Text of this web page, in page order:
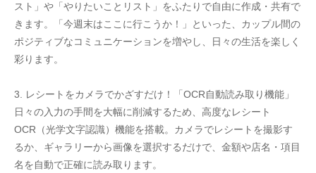
スト」や「やりたいことリスト」をふたりで自由に作成・共有で
きます。「今週末はここに行こうか！」といった、カップル間の
ポジティブなコミュニケーションを増やし、日々の生活を楽しく
彩ります。
3. レシートをカメラでかざすだけ！「OCR自動読み取り機能」
日々の入力の手間を大幅に削減するため、高度なレシート
OCR（光学文字認識）機能を搭載。カメラでレシートを撮影す
るか、ギャラリーから画像を選択するだけで、金額や店名・項目
名を自動で正確に読み取ります。